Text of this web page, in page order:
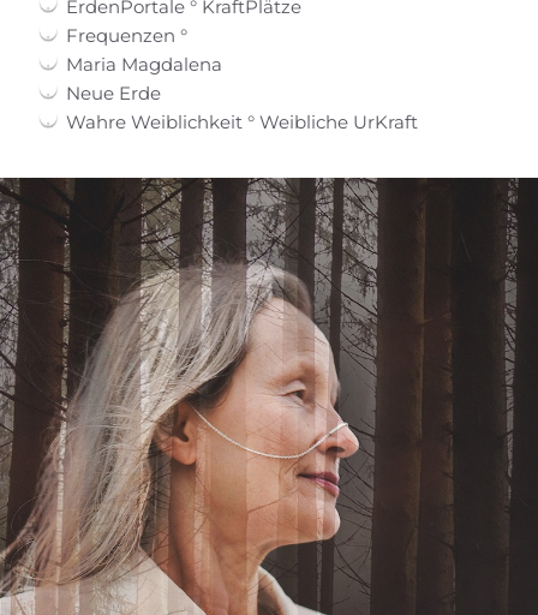
ErdenPortale ° KraftPlätze
Frequenzen °
Maria Magdalena
Neue Erde
Wahre Weiblichkeit ° Weibliche UrKraft